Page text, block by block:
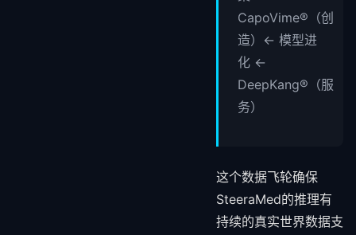
CapoVime®（创
造）← 模型进
化 ←
DeepKang®（服
务）
这个数据飞轮确保
SteeraMed的推理有
持续的真实世界数据支